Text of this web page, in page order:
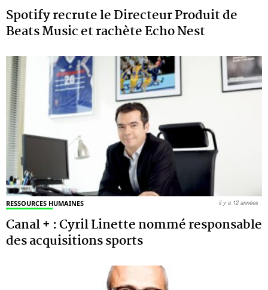
Spotify recrute le Directeur Produit de
Beats Music et rachète Echo Nest
RESSOURCES HUMAINES
Canal + : Cyril Linette nommé responsable
des acquisitions sports
il y a 12 années